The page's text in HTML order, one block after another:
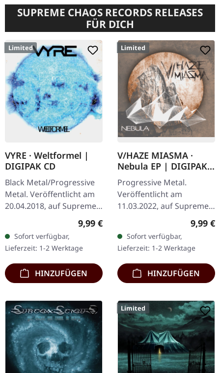
SUPREME CHAOS RECORDS RELEASES
FÜR DICH
Limited
VYRE · Weltformel |
DIGIPAK CD
Black Metal/Progressive
Metal. Veröffentlicht am
20.04.2018, auf Supreme
Chaos Records. Limitierte
Erstauflage als CD im
DigiPak. Schnall Dich an,…
Regulärer Preis:
9,99 €
Sofort verfügbar,
Lieferzeit: 1-2 Werktage
HINZUFÜGEN
Limited
V/HAZE MIASMA ·
Nebula EP | DIGIPAK
CD
Progressive Metal.
Veröffentlicht am
11.03.2022, auf Supreme
Chaos Records. Limitierte
DigiPak-Auflage von nur
300 handnummerierten
Exemplaren!…
9,99 €
Sofort verfügbar,
Lieferzeit: 1-2 Werktage
HINZUFÜGEN
Limited